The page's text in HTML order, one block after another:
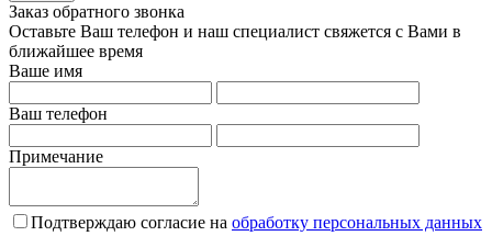
Заказ обратного звонка
Оставьте Ваш телефон и наш специалист свяжется с Вами в
ближайшее время
Ваше имя
Ваш телефон
Примечание
Подтверждаю согласие на обработку персональных данных